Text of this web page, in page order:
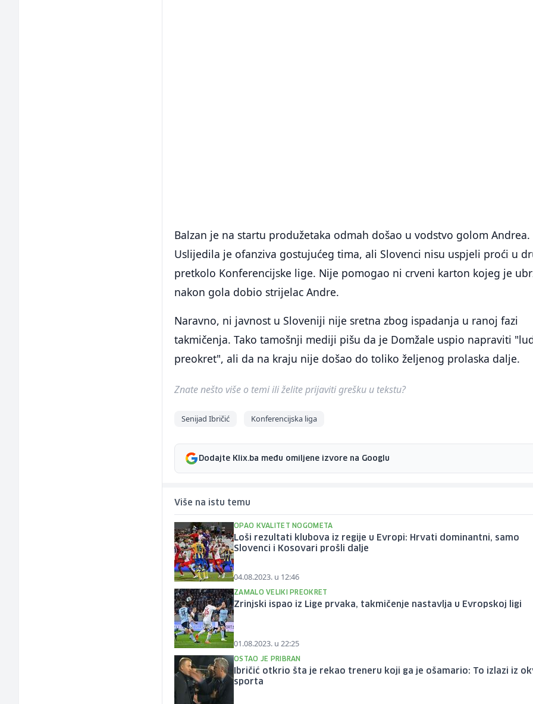
Balzan je na startu produžetaka odmah došao u vodstvo golom Andrea.
Uslijedila je ofanziva gostujućeg tima, ali Slovenci nisu uspjeli proći u
pretkolo Konferencijske lige. Nije pomogao ni crveni karton kojeg je
nakon gola dobio strijelac Andre.
Naravno, ni javnost u Sloveniji nije sretna zbog ispadanja u ranoj fazi
takmičenja. Tako tamošnji mediji pišu da je Domžale uspio napraviti
preokret", ali da na kraju nije došao do toliko željenog prolaska dalje.
Znate nešto više o temi ili želite prijaviti grešku u tekstu?
Senijad Ibričić Konferencijska liga
Dodajte Klix.ba među omiljene izvore na Googlu
Više na istu temu
OPAO KVALITET NOGOMETA
Loši rezultati klubova iz regije u Evropi: Hrvati dominantni, samo
Slovenci i Kosovari prošli dalje
04.08.2023. u 12:46
ZAMALO VELIKI PREOKRET
Zrinjski ispao iz Lige prvaka, takmičenje nastavlja u Evropskoj ligi
01.08.2023. u 22:25
OSTAO JE PRIBRAN
Ibričić otkrio šta je rekao treneru koji ga je ošamario: To izlazi iz
sporta